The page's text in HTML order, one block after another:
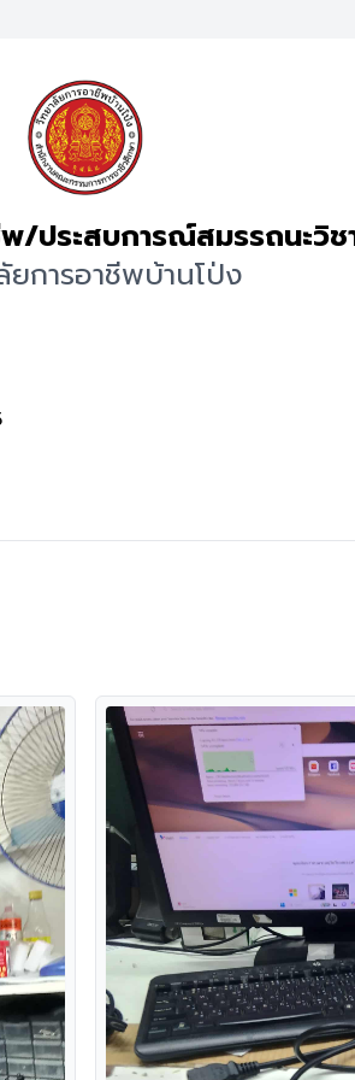
/ประสบการณ์สมรรถนะวิ
ยการอาชีพบ้านโป่ง